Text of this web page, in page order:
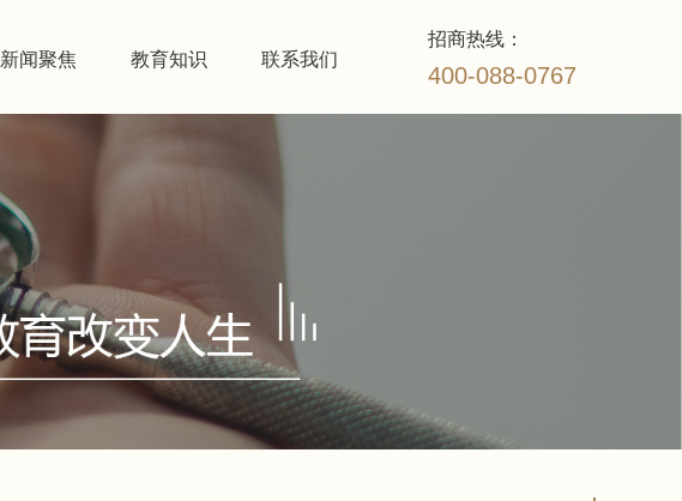
新闻聚焦 教育知识 联系我们
招商热线：
400-088-0767